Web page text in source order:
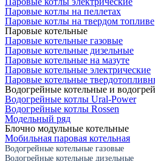
Паровые котлы на пеллетах
Паровые котлы на твердом топливе
Паровые котельные
Паровые котельные газовые
Паровые котельные дизельные
Паровые котельные на мазуте
Паровые котельные электрические
Паровые котельные
Водогрейные котельные и
Водогрейные котлы Ural-Power
Водогрейные котлы Rossen
Модельный ряд
Блочно модульные котельные
Мобильная паровая котельная
Водогрейные котельные газовые
Водогрейные котельные дизельные